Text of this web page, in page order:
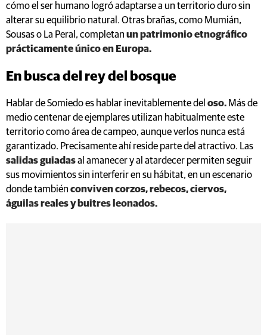
cómo el ser humano logró adaptarse a un territorio duro sin
alterar su equilibrio natural. Otras brañas, como Mumián,
Sousas o La Peral, completan un patrimonio etnográfico
prácticamente único en Europa.
En busca del rey del bosque
Hablar de Somiedo es hablar inevitablemente del oso. Más de
medio centenar de ejemplares utilizan habitualmente este
territorio como área de campeo, aunque verlos nunca está
garantizado. Precisamente ahí reside parte del atractivo. Las
salidas guiadasal amanecer y al atardecer permiten seguir
sus movimientos sin interferir en su hábitat, en un escenario
donde también conviven corzos, rebecos, ciervos,
águilas reales y buitres leonados.